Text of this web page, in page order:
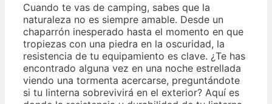
Cuando te vas de camping, sabes que la
naturaleza no es siempre amable. Desde un
chaparrón inesperado hasta el momento en que
tropiezas con una piedra en la oscuridad, la
resistencia de tu equipamiento es clave. ¿Te has
encontrado alguna vez en una noche estrellada
viendo una tormenta acercarse, preguntándote
si tu linterna sobrevivirá en el exterior? Aquí es